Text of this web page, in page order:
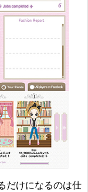
けになるのは仕